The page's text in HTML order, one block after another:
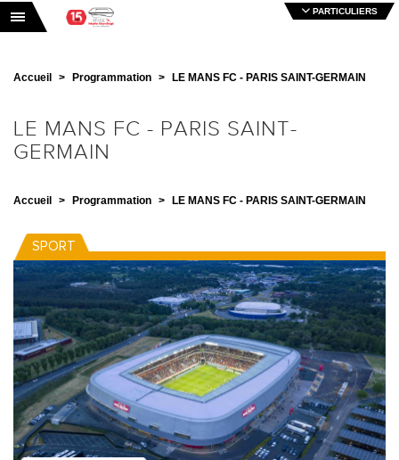
Toggle navigation
PARTICULIERS
Accueil Programmation LE MANS FC - PARIS SAINT-GERMAIN
LE MANS FC - PARIS SAINT-
GERMAIN
Accueil Programmation LE MANS FC - PARIS SAINT-GERMAIN
SPORT